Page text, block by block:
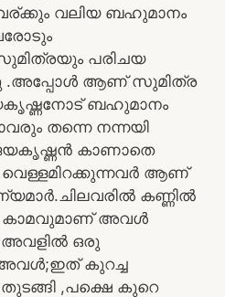
വലിയ ബഹുമാനം
പരിചയ
.അപ്പോൾ ആണ് സുമിത്ര
ബഹുമാനം
തന്നെ നന്നയി
കാണാതെ
വെള്ളമിറക്കുന്നവർ ആണ്
കണ്ണിൽ
കാമവുമാണ് അവൾ
അവളിൽ ഒരു
കുറച്ച
,പക്ഷെ കുറെ